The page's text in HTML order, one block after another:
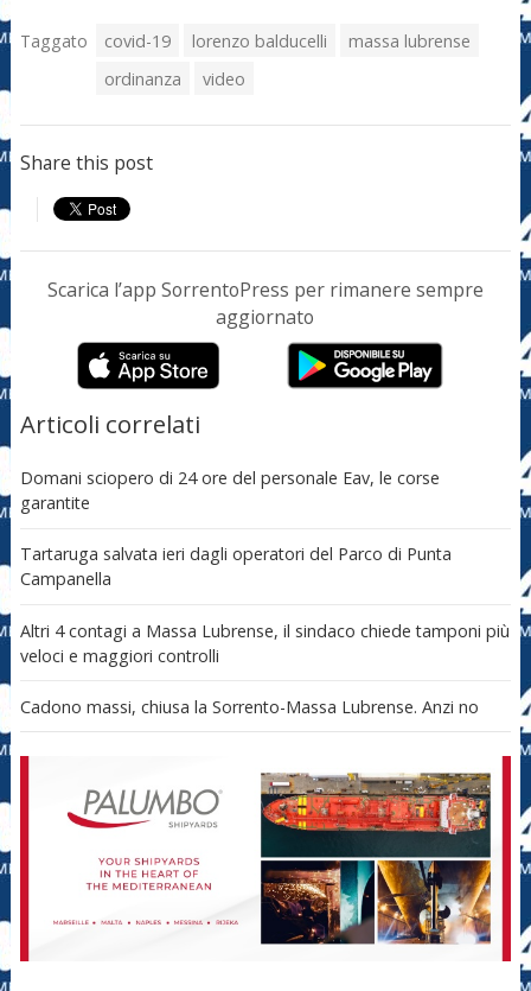
Taggato covid-19 lorenzo balducelli
massa lubrense
ordinanza
video
Share this post
Scarica l’app SorrentoPress per rimanere sempre
aggiornato
Articoli correlati
Domani sciopero di 24 ore del personale Eav, le corse
garantite
Tartaruga salvata ieri dagli operatori del Parco di Punta
Campanella
Altri 4 contagi a Massa Lubrense, il sindaco chiede tamponi più
veloci e maggiori controlli
Cadono massi, chiusa la Sorrento-Massa Lubrense. Anzi no